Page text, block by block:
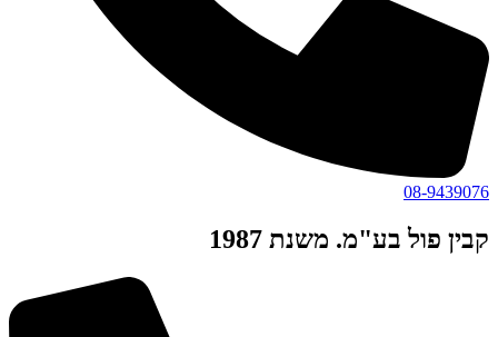
08-9439076
קבין פול בע"מ. משנת 1987